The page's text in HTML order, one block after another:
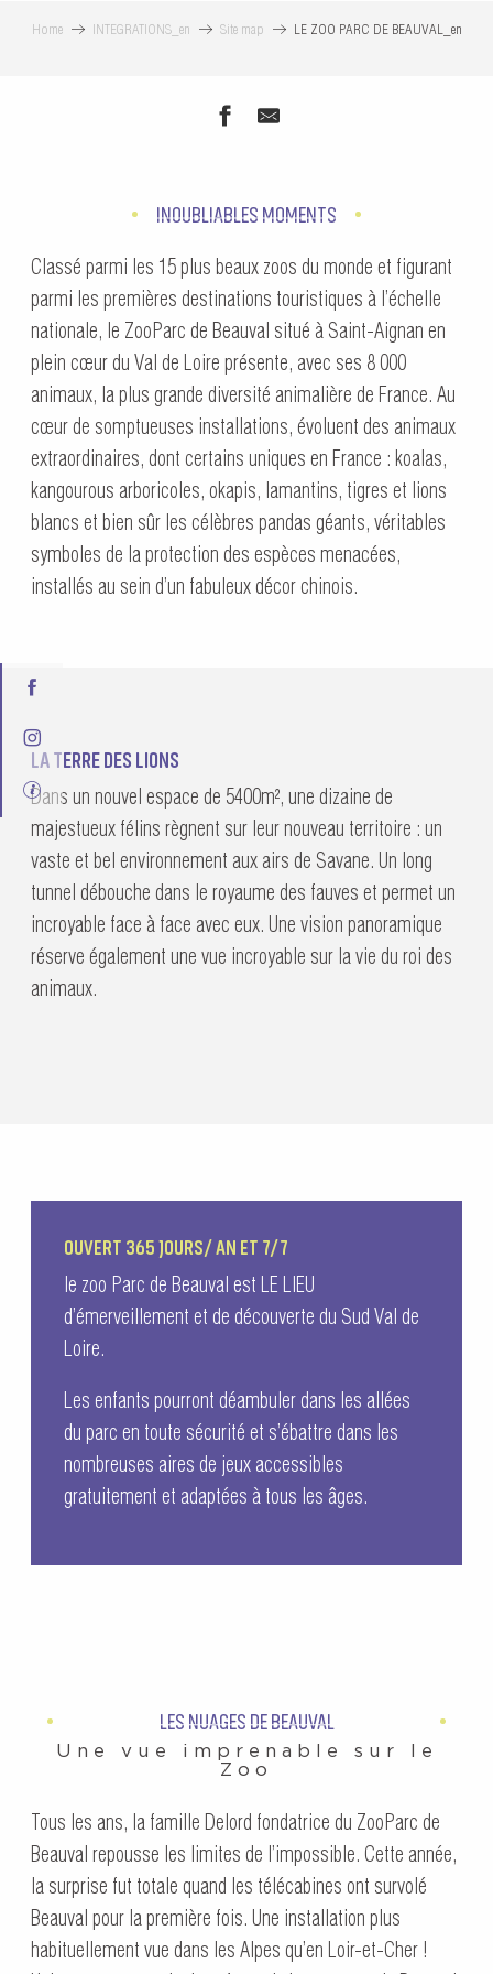
Home INTEGRATIONS_en Site map LE ZOO PARC DE BEAUVAL_en
INOUBLIABLES MOMENTS
Classé parmi les 15 plus beaux zoos du monde et figurant
parmi les premières destinations touristiques à l’échelle
nationale, le ZooParc de Beauval situé à Saint-Aignan en
plein cœur du Val de Loire présente, avec ses 8 000
animaux, la plus grande diversité animalière de France. Au
cœur de somptueuses installations, évoluent des animaux
extraordinaires, dont certains uniques en France : koalas,
kangourous arboricoles, okapis, lamantins, tigres et lions
blancs et bien sûr les célèbres pandas géants, véritables
symboles de la protection des espèces menacées,
installés au sein d’un fabuleux décor chinois.
LA TERRE DES LIONS
Dans un nouvel espace de 5400m², une dizaine de
majestueux félins règnent sur leur nouveau territoire : un
vaste et bel environnement aux airs de Savane. Un long
tunnel débouche dans le royaume des fauves et permet un
incroyable face à face avec eux. Une vision panoramique
réserve également une vue incroyable sur la vie du roi des
animaux.
OUVERT 365 JOURS/ AN ET 7/7
le zoo Parc de Beauval est LE LIEU
d’émerveillement et de découverte du Sud Val de
Loire.
Les enfants pourront déambuler dans les allées
du parc en toute sécurité et s’ébattre dans les
nombreuses aires de jeux accessibles
gratuitement et adaptées à tous les âges.
LES NUAGES DE BEAUVAL
Une vue imprenable sur le
Zoo
Tous les ans, la famille Delord fondatrice du ZooParc de
Beauval repousse les limites de l’impossible. Cette année,
la surprise fut totale quand les télécabines ont survolé
Beauval pour la première fois. Une installation plus
habituellement vue dans les Alpes qu’en Loir-et-Cher !